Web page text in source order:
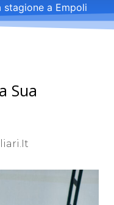
stagione a Empoli
Sua